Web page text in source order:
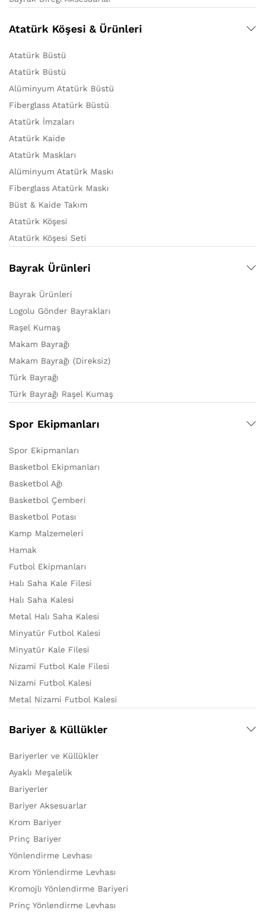
Atatürk Köşesi & Ürünleri
Atatürk Büstü
Atatürk Büstü
Alüminyum Atatürk Büstü
Fiberglass Atatürk Büstü
Atatürk İmzaları
Atatürk Kaide
Atatürk Maskları
Alüminyum Atatürk Maskı
Fiberglass Atatürk Maskı
Büst & Kaide Takım
Atatürk Köşesi
Atatürk Köşesi Seti
Bayrak Ürünleri
Bayrak Ürünleri
Logolu Gönder Bayrakları
Raşel Kumaş
Makam Bayrağı
Makam Bayrağı (Direksiz)
Türk Bayrağı
Türk Bayrağı Raşel Kumaş
Spor Ekipmanları
Spor Ekipmanları
Basketbol Ekipmanları
Basketbol Ağı
Basketbol Çemberi
Basketbol Potası
Kamp Malzemeleri
Hamak
Futbol Ekipmanları
Halı Saha Kale Filesi
Halı Saha Kalesi
Metal Halı Saha Kalesi
Minyatür Futbol Kalesi
Minyatür Kale Filesi
Nizami Futbol Kale Filesi
Nizami Futbol Kalesi
Metal Nizami Futbol Kalesi
Bariyer & Küllükler
Bariyerler ve Küllükler
Ayaklı Meşalelik
Bariyerler
Bariyer Aksesuarlar
Krom Bariyer
Prinç Bariyer
Yönlendirme Levhası
Krom Yönlendirme Levhası
Kromojlı Yönlendirme Bariyeri
Prinç Yönlendirme Levhası